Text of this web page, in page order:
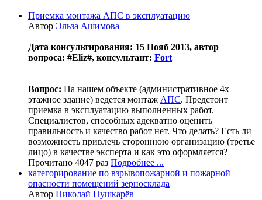
Приемка монтажа АПС в эксплуатацию
Автор Эльза Ашимова
Дата консультирования: 15 Нояб 2013, автор
вопроса: #Eliz#, консультант: Fort
Вопрос: На нашем объекте (административное 4х
этажное здание) ведется монтаж АПС. Предстоит
приемка в эксплуатацию выполненных работ.
Специалистов, способных адекватно оценить
правильность и качество работ нет. Что делать? Есть ли
возможность привлечь стороннюю организацию (третье
лицо) в качестве эксперта и как это оформляется?
Прочитано 4047 раз Подробнее ...
категорирование по взрывопожарной и пожарной
опасности помещений зерносклада
Автор Николай Пушкарёв